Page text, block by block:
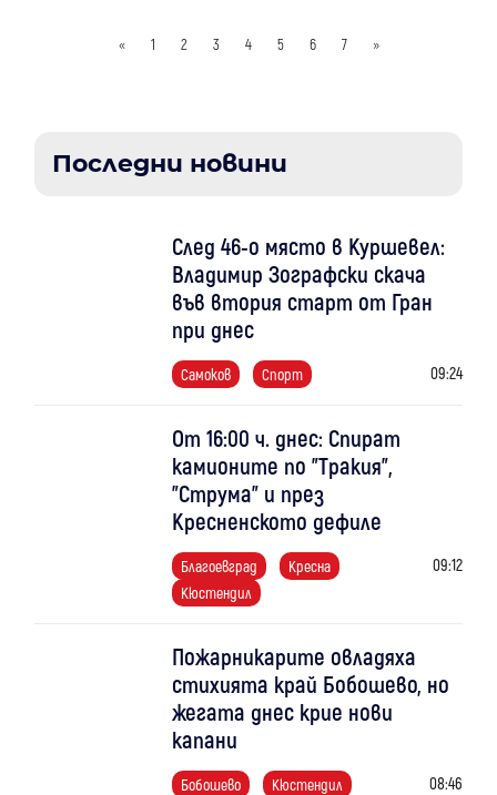
« 1 2 3 4 5 6 7 »
Последни новини
След 46-о място в Куршевел:
Владимир Зографски скача
във втория старт от Гран
при днес
Самоков Спорт 09:24
От 16:00 ч. днес: Спират
камионите по "Тракия",
"Струма" и през
Кресненското дефиле
Благоевград
Кресна
Кюстендил
09:12
Пожарникарите овладяха
стихията край Бобошево, но
жегата днес крие нови
капани
Бобошево
Кюстендил
08:46